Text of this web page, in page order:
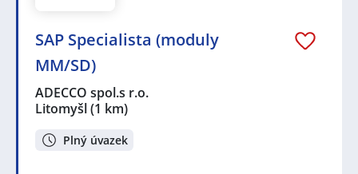
SAP Specialista (moduly
MM/SD)
ADECCO spol.s r.o.
Litomyšl(1 km)
Plný úvazek